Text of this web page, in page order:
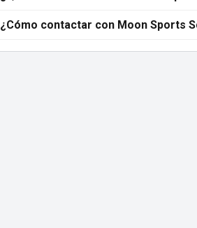
¿Cómo contactar con Moon Sports